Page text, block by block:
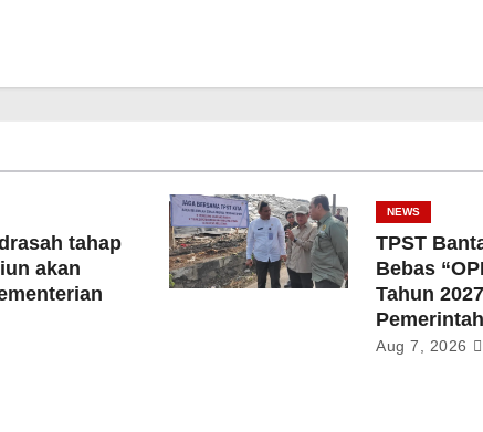
tahap
akan
NEWS
TPST
Bebas
Tahun
Pemerintah
Aug 7, 2026